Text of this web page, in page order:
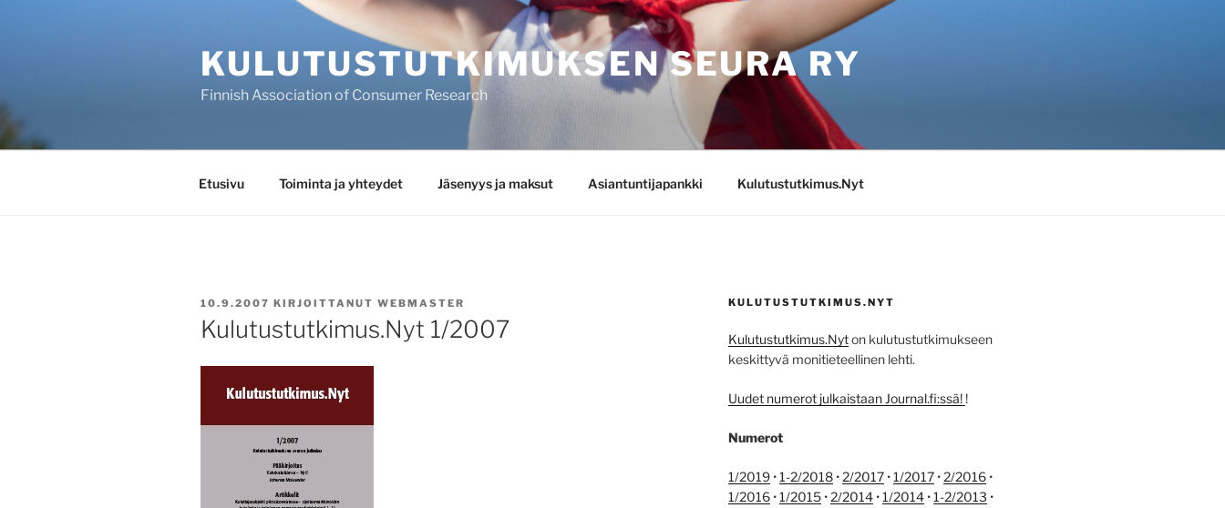
KULUTUSTUTKIMUKSEN SEURA RY
Finnish Association of Consumer Research
Etusivu Toiminta ja yhteydet Jäsenyys ja maksut Asiantuntijapankki Kulutustutkimus.Nyt
JULKAISTU
10.9.2007 KIRJOITTANUT WEBMASTER
Kulutustutkimus.Nyt 1/2007
KULUTUSTUTKIMUS.NYT
Kulutustutkimus.Nyton kulutustutkimukseen
keskittyvä monitieteellinen lehti.
Uudet numerot julkaistaan Journal.fi:ssä! !
Numerot
1/2019•1-2/2018•2/2017•1/2017•2/2016•
1/2016•1/2015•2/2014•1/2014•1-2/2013 •